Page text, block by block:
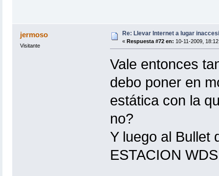
jermoso
Visitante
Re: Llevar Internet a lugar
« Respuesta #72 en: 10-11-2009,
Vale entonces
debo poner en
estática con la
no?
Y luego al Bullet
ESTACION